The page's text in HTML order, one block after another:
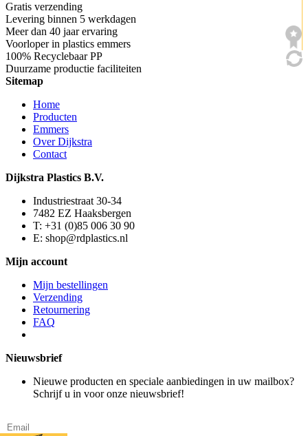
Gratis verzending
Levering binnen 5 werkdagen
Meer dan 40 jaar ervaring
Voorloper in plastics emmers
100% Recyclebaar PP
Duurzame productie faciliteiten
Sitemap
Home
Producten
Emmers
Over Dijkstra
Contact
Dijkstra Plastics B.V.
Industriestraat 30-34
7482 EZ Haaksbergen
T: +31 (0)85 006 30 90
E: shop@rdplastics.nl
Mijn account
Mijn bestellingen
Verzending
Retournering
FAQ
Nieuwsbrief
Nieuwe producten en speciale aanbiedingen in uw mailbox?
Schrijf u in voor onze nieuwsbrief!